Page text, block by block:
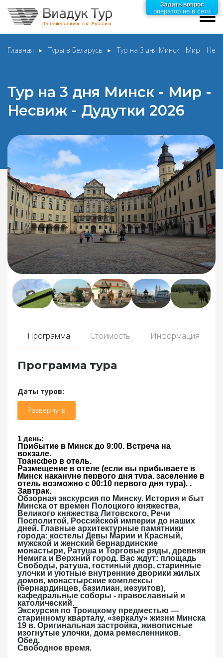
Главная Туры в Беларусь Тур на 3 дня Минск - Мир -
Тур на 3 дня Минск - Мир -
Несвиж - Дудутки 2026
Программа Стоимость Информация
Программа тура
Даты туров:
Развернуть
1 день:
Прибытие в Минск до 9:00. Встреча на
вокзале.
Трансфер в отель.
Размещение в отеле (если вы прибываете в
Минск накануне первого дня тура, заселение в
отель возможно с 00:10 первого дня тура). .
Завтрак.
Обзорная экскурсия по Минску. История и быт
Минска от времен Полоцкого княжества,
Великого княжества Литовского, Речи
Посполитой, Российской империи до наших
дней. Главные архитектурные памятники
города: костелы Девы Марии и Красный,
мужской и женский бернардинские
монастыри, Ратуша и Торговые ряды, древняя
Немига и Верхний город. Вас ждут: площадь
Свободы, ратуша, гостиный двор, старинные
улочки и уютные внутренние дворики жилых
домов, монастырские комплексы
(бернардинцев, базилиан, иезуитов),
кафедральные соборы - православный и
католический.
Экскурсия по Троицкому предместью —
старинному кварталу, «зеркалу» жизни Минска
19 в. Оригинальная застройка, живописные
изогнутые улочки, дома ремесленников.
Обед.
Свободное время.
Задать вопрос
оператор не в сети